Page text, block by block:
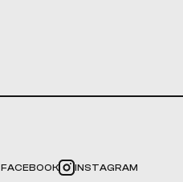
FACEBOOK INSTAGRAM